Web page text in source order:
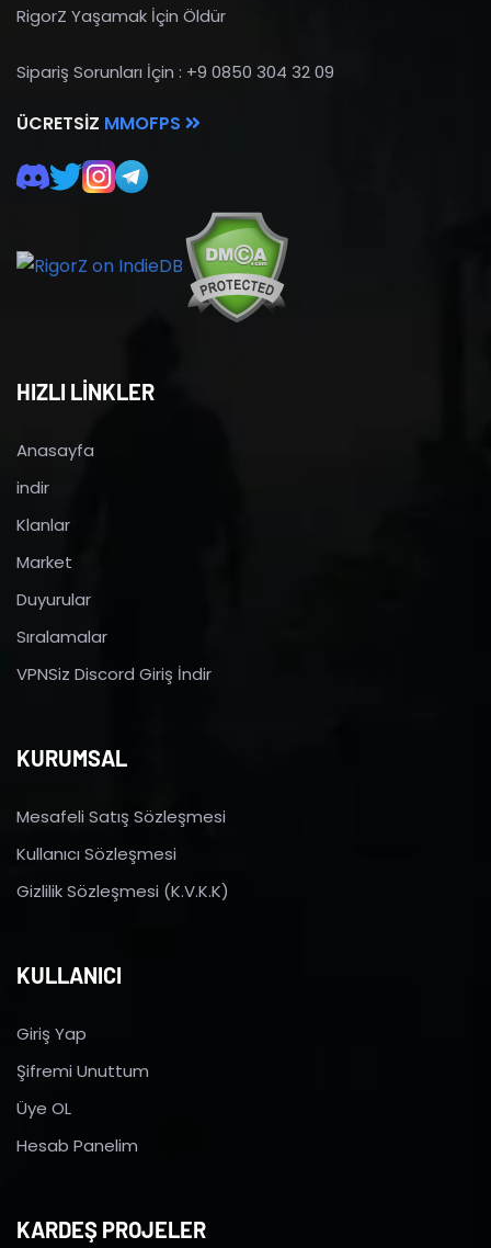
RigorZ Yaşamak İçin Öldür
Sipariş Sorunları İçin : +9 0850 304 32 09
ÜCRETSIZ MMOFPS
HIZLI LİNKLER
Anasayfa
indir
Klanlar
Market
Duyurular
Sıralamalar
VPNSiz Discord Giriş İndir
KURUMSAL
Mesafeli Satış Sözleşmesi
Kullanıcı Sözleşmesi
Gizlilik Sözleşmesi (K.V.K.K)
KULLANICI
Giriş Yap
Şifremi Unuttum
Üye OL
Hesab Panelim
KARDEŞ PROJELER